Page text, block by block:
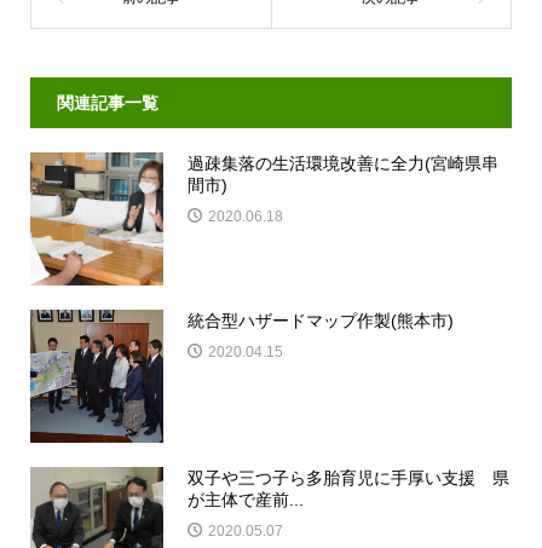
関連記事一覧
過疎集落の生活環境改善に全力(宮崎県串
間市)
2020.06.18
統合型ハザードマップ作製(熊本市)
2020.04.15
双子や三つ子ら多胎育児に手厚い支援 県
が主体で産前...
2020.05.07